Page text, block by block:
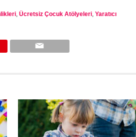
, Ücretsiz Çocuk Atölyeleri, Yaratıcı